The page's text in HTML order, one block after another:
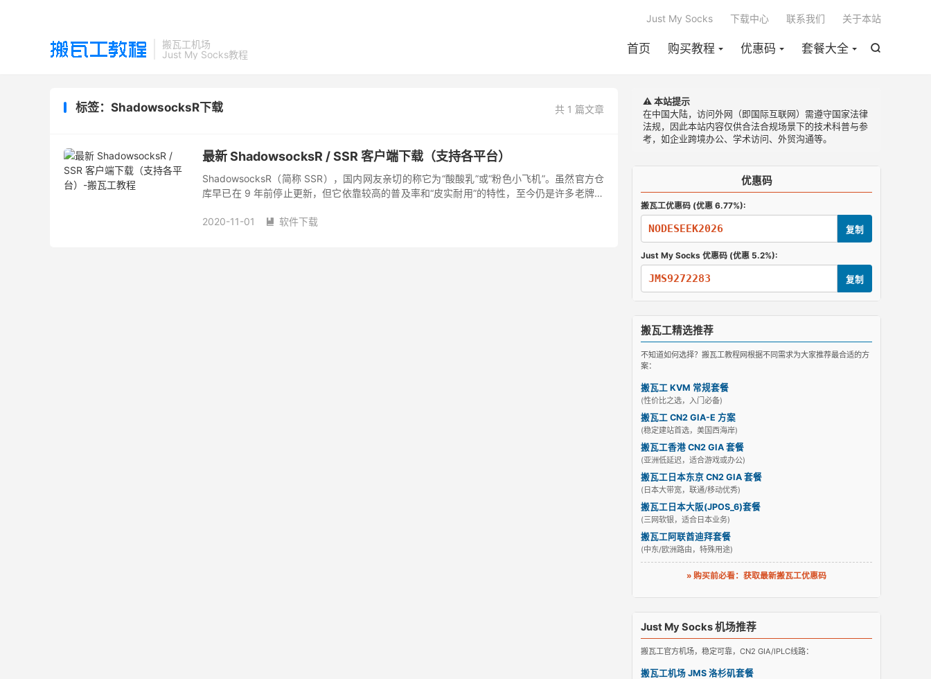
搬瓦工机场
Just My Socks教程

首页 购买教程 优惠码 套餐大全
Just My Socks 下载中心 联系我们 关于本站
共 1 篇文章
标签：ShadowsocksR下载
最新 ShadowsocksR / SSR 客户端下载（支持各平台）
ShadowsocksR（简称 SSR），国内网友亲切的称它为“酸酸乳”或“粉色小飞机”。虽然官方仓
库早已在 9 年前停止更新，但它依靠较高的普及率和“皮实耐用”的特性，至今仍是许多老牌机
2020-11-01
 软件下载
⚠️ 本站提示
在中国大陆，访问外网（即国际互联网）需遵守国家法律
法规，因此本站内容仅供合法合规场景下的技术科普与参
考，如企业跨境办公、学术访问、外贸沟通等。
优惠码
搬瓦工优惠码 (优惠 6.77%):
NODESEEK2026 复制
Just My Socks 优惠码 (优惠 5.2%):
JMS9272283 复制
搬瓦工精选推荐
不知道如何选择？搬瓦工教程网根据不同需求为大家推荐最合适的方
案：
搬瓦工 KVM 常规套餐
(性价比之选，入门必备)
搬瓦工 CN2 GIA-E 方案
(稳定建站首选，美国西海岸)
搬瓦工香港 CN2 GIA 套餐
(亚洲低延迟，适合游戏或办公)
搬瓦工日本东京 CN2 GIA 套餐
(日本大带宽，联通/移动优秀)
搬瓦工日本大阪(JPOS_6)套餐
(三网软银，适合日本业务)
搬瓦工阿联酋迪拜套餐
(中东/欧洲路由，特殊用途)
» 购买前必看：获取最新搬瓦工优惠码
Just My Socks 机场推荐
搬瓦工官方机场，稳定可靠，CN2 GIA/IPLC线路：
搬瓦工机场 JMS 洛杉矶套餐